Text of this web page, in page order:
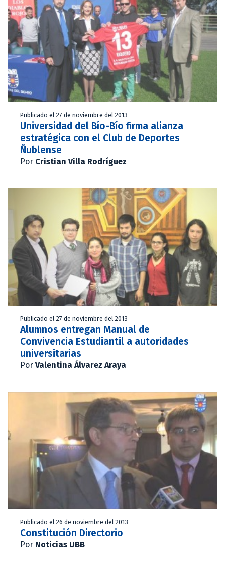
Publicado el 27 de noviembre del 2013
Universidad del Bío-Bío firma alianza
estratégica con el Club de Deportes
Ñublense
Por Cristian Villa Rodríguez
Publicado el 27 de noviembre del 2013
Alumnos entregan Manual de
Convivencia Estudiantil a autoridades
universitarias
Por Valentina Álvarez Araya
Publicado el 26 de noviembre del 2013
Constitución Directorio
Por Noticias UBB